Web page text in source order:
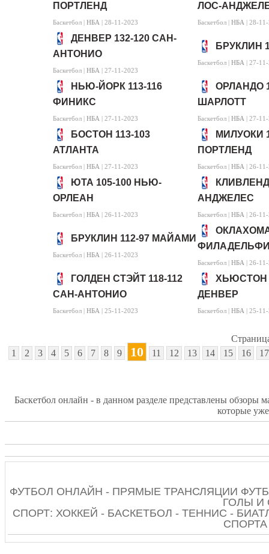
ПОРТЛЕНД
Баскетбол | НБА | 28-11-2023
ЛОС-
Баскетбол | НБА | 28-
ДЕНВЕР 132-120 САН-
АНТОНИО
Баскетбол | НБА | 27-11-2023
БРУКЛИН
Баскетбол | НБА | 27-
НЬЮ-ЙОРК 113-116
ФИНИКС
Баскетбол | НБА | 27-11-2023
ОРЛАНДО
ШАРЛОТТ
Баскетбол | НБА | 27-
БОСТОН 113-103
АТЛАНТА
Баскетбол | НБА | 27-11-2023
МИЛУОКИ
ПОРТЛЕНД
Баскетбол | НБА | 26-
ЮТА 105-100 НЬЮ-
ОРЛЕАН
Баскетбол | НБА | 26-11-2023
КЛИВЛЕНД
АНДЖЕЛЕС
Баскетбол | НБА | 26-
БРУКЛИН 112-97 МАЙАМИ
Баскетбол | НБА | 26-11-2023
Баскетбол | НБА | 26-
ГОЛДЕН СТЭЙТ 118-112
САН-АНТОНИО
Баскетбол | НБА | 25-11-2023
ХЬЮСТОН
ДЕНВЕР
Баскетбол | НБА | 25-
1
2 3 4 5 6 7 8 9 10 11 12 13 14 15 16 17
Баскетбол онлайн - в данном разделе представлены обзоры
которые
ФУТБОЛ ОНЛАЙН - ПРЯМЫЕ ТРАНСЛЯЦИИ
ГОЛЫ И
СПОРТ: ХОККЕЙ - БАСКЕТБОЛ - ТЕННИС -